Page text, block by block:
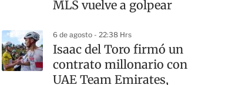
MLS vuelve a golpear
6 de agosto - 22:38 Hrs
Isaac del Toro firmó un
contrato millonario con
UAE Team Emirates,